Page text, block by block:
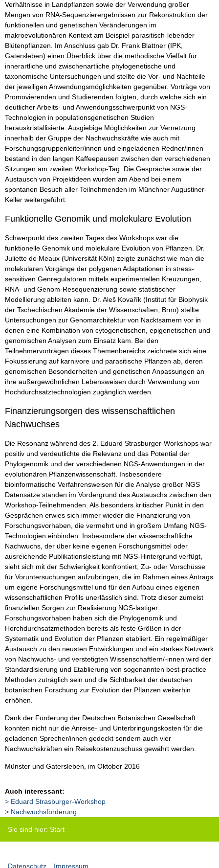
Verhältnisse in Landpflanzen sowie der Verwendung großer
Mengen von RNA-Sequenzierergebnissen zur Rekonstruktion der
funktionellen und genetischen Veränderungen im
makroevolutionären Kontext am Beispiel parasitisch-lebender
Blütenpflanzen. Im Anschluss gab Dr. Frank Blattner (IPK,
Gatersleben) einen Überblick über die methodische Vielfalt für
innerartliche und zwischenartliche phylogenetische und
taxonomische Untersuchungen und stellte die Vor- und Nachteile
der jeweiligen Anwendungsmöglichkeiten gegenüber. Vorträge von
Promovierenden und Studierenden folgten, durch welche sich ein
deutlicher Arbeits- und Anwendungsschwerpunkt von NGS-
Technologien in populationsgenetischen Studien
herauskristallisierte. Ausgiebige Möglichkeiten zur Vernetzung
innerhalb der Gruppe der Nachwuchskräfte wie auch mit
Forschungsgruppenleiter/innen und eingeladenen Redner/innen
bestand in den langen Kaffeepausen zwischen den verschiedenen
Sitzungen am zweiten Workshop-Tag. Die Gespräche sowie der
Austausch von Projektideen wurden am Abend bei einem
spontanen Besuch aller Teilnehmenden im Münchner Augustiner-
Keller weitergeführt.
Funktionelle Genomik und molekulare Evolution
Schwerpunkt des zweiten Tages des Workshops war die
funktionelle Genomik und molekulare Evolution von Pflanzen. Dr.
Juliette de Meaux (Universität Köln) zeigte zunächst wie man die
molekularen Vorgänge der polygenen Adaptationen in stress-
sensitiven Genregulatoren mittels experimentellen Kreuzungen,
RNA- und Genom-Resequenzierung sowie statistischer
Modellierung ableiten kann. Dr. Aleš Kovařík (Institut für Biophysik
der Tschechischen Akademie der Wissenschaften, Brno) stellte
Untersuchungen zur Genomarchitektur von Nacktsamern vor in
denen eine Kombination von cytogenetischen, epigenetischen und
genomischen Analysen zum Einsatz kam. Bei den
Teilnehmervorträgen dieses Themenbereichs zeichnete sich eine
Fokussierung auf karnivore und parasitische Pflanzen ab, deren
genomischen Besonderheiten und genetischen Anpassungen an
ihre außergewöhnlichen Lebensweisen durch Verwendung von
Hochdurchsatztechnologien zugänglich werden.
Finanzierungsorgen des wissenschaftlichen
Nachwuchses
Die Resonanz während des 2. Eduard Strasburger-Workshops war
positiv und verdeutlichte die Relevanz und das Potential der
Phylogenomik und der verschiedenen NGS-Anwendungen in der
evolutionären Pflanzenwissenschaft. Insbesondere
bioinformatische Verfahrensweisen für die Analyse großer NGS
Datensätze standen im Vordergrund des Austauschs zwischen den
Workshop-Teilnehmenden. Als besonders kritischer Punkt in den
Gesprächen erwies sich immer wieder die Finanzierung von
Forschungsvorhaben, die vermehrt und in großem Umfang NGS-
Technologien einbinden. Insbesondere der wissenschaftliche
Nachwuchs, der über keine eigenen Forschungsmittel oder
ausreichende Publikationsleistung mit NGS-Hintergrund verfügt,
sieht sich mit der Schwierigkeit konfrontiert, Zu- oder Vorschüsse
für Voruntersuchungen aufzubringen, die im Rahmen eines Antrags
um eigene Forschungsmittel und für den Aufbau eines eigenen
wissenschaftlichen Profils unerlässlich sind. Trotz dieser zumeist
finanziellen Sorgen zur Realisierung NGS-lastiger
Forschungsvorhaben haben sich die Phylogenomik und
Horchdurchsatzmethoden bereits als feste Größen in der
Systematik und Evolution der Pflanzen etabliert. Ein regelmäßiger
Austausch zu den neusten Entwicklungen und ein starkes Netzwerk
von Nachwuchs- und verstetigten Wissenschaftlern/-innen wird der
Standardisierung und Etablierung von sogenannten best-practice
Methoden zuträglich sein und die Sichtbarkeit der deutschen
botanischen Forschung zur Evolution der Pflanzen weiterhin
erhöhen.
Dank der Förderung der Deutschen Botanischen Gesellschaft
konnten nicht nur die Anreise- und Unterbringungskosten für die
geladenen Sprecher/innen gedeckt sondern auch vier
Nachwuchskräften ein Reisekostenzuschuss gewährt werden.
Münster und Gatersleben, im Oktober 2016
Auch interessant:
Eduard Strasburger-Workshop
Nachwuchsförderung
Sie sind hier: Start
Datenschutz Impressum